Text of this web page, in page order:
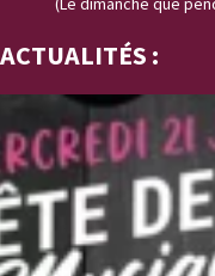
ACTUALITÉS :